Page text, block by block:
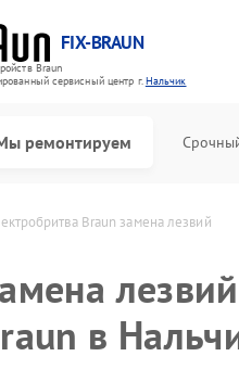
FIX-BRAUN
Braun
cервисный центр г.Нальчик
ремонтируем
Braun замена лезвий
в